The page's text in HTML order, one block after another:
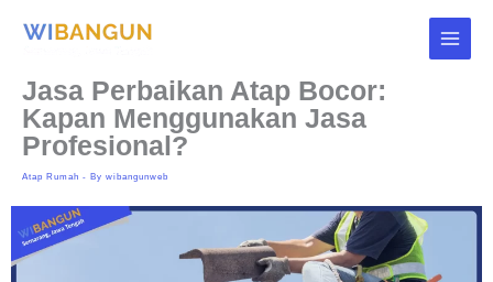
Jasa Perbaikan Atap Bocor:
Kapan Menggunakan Jasa
Profesional?
Atap Rumah - By wibangunweb